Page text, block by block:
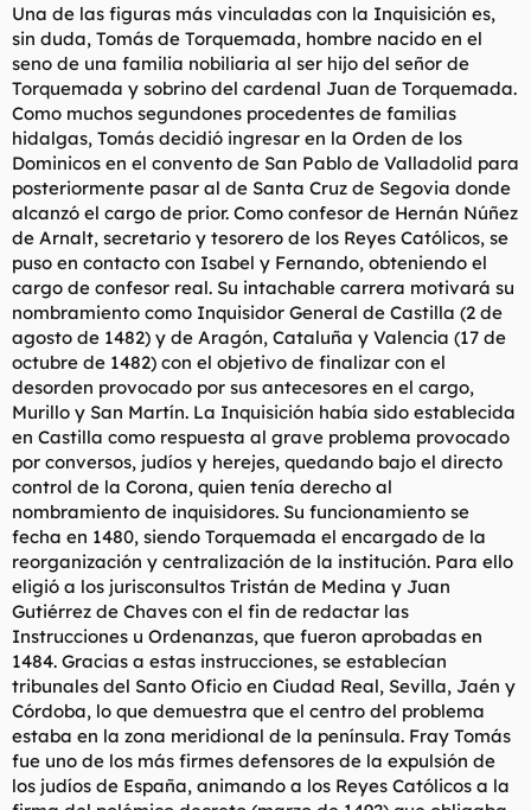
Una de las figuras más vinculadas con la Inquisición es,
sin duda, Tomás de Torquemada, hombre nacido en el
seno de una familia nobiliaria al ser hijo del señor de
Torquemada y sobrino del cardenal Juan de Torquemada.
Como muchos segundones procedentes de familias
hidalgas, Tomás decidió ingresar en la Orden de los
Dominicos en el convento de San Pablo de Valladolid para
posteriormente pasar al de Santa Cruz de Segovia donde
alcanzó el cargo de prior. Como confesor de Hernán Núñez
de Arnalt, secretario y tesorero de los Reyes Católicos, se
puso en contacto con Isabel y Fernando, obteniendo el
cargo de confesor real. Su intachable carrera motivará su
nombramiento como Inquisidor General de Castilla (2 de
agosto de 1482) y de Aragón, Cataluña y Valencia (17 de
octubre de 1482) con el objetivo de finalizar con el
desorden provocado por sus antecesores en el cargo,
Murillo y San Martín. La Inquisición había sido establecida
en Castilla como respuesta al grave problema provocado
por conversos, judíos y herejes, quedando bajo el directo
control de la Corona, quien tenía derecho al
nombramiento de inquisidores. Su funcionamiento se
fecha en 1480, siendo Torquemada el encargado de la
reorganización y centralización de la institución. Para ello
eligió a los jurisconsultos Tristán de Medina y Juan
Gutiérrez de Chaves con el fin de redactar las
Instrucciones u Ordenanzas, que fueron aprobadas en
1484. Gracias a estas instrucciones, se establecían
tribunales del Santo Oficio en Ciudad Real, Sevilla, Jaén y
Córdoba, lo que demuestra que el centro del problema
estaba en la zona meridional de la península. Fray Tomás
fue uno de los más firmes defensores de la expulsión de
los judíos de España, animando a los Reyes Católicos a la